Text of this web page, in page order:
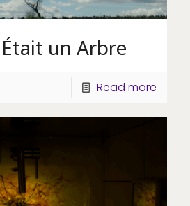
un Arbre
Read more